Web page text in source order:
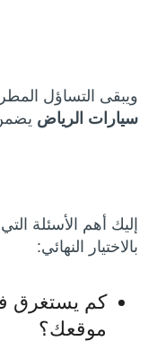
ويبقى التساؤل
سيارات الرياض
إليك أهم الأسئلة
بالاختيار النهائي:
كم يستغرق
موقعك؟